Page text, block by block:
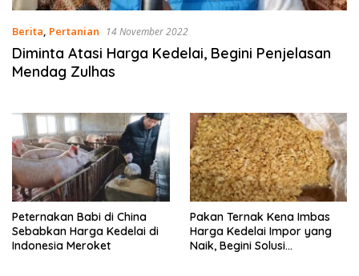
Berita, Pertanian 14 November 2022
Diminta Atasi Harga Kedelai, Begini Penjelasan
Mendag Zulhas
Peternakan Babi di China
Sebabkan Harga Kedelai di
Indonesia Meroket
Pakan Ternak Kena Imbas
Harga Kedelai Impor yang
Naik, Begini Solusi